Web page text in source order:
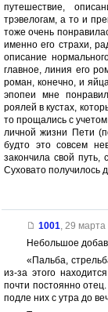
путешествие,
трэвелогам, а то и
тоже очень
именно его страхи,
описание
главное, линия его
роман, конечно, и
эпопеи мне
роялей в кустах,
то прощались с учетом
личной жизни Пети
будто это совсем
закончила свой
Суховато получилось
1001, 29 марта
Небольшое
«Пальба,
из-за этого
почти постоянно
подле них с утра до